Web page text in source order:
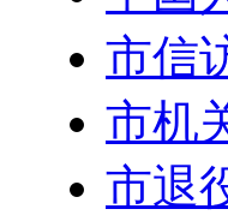
市信
市机
市退